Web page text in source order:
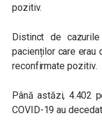
pozitiv.
Distinct de
pacienților care erau
reconfirmate pozitiv.
Până astăzi, 4.402
COVID-19 au